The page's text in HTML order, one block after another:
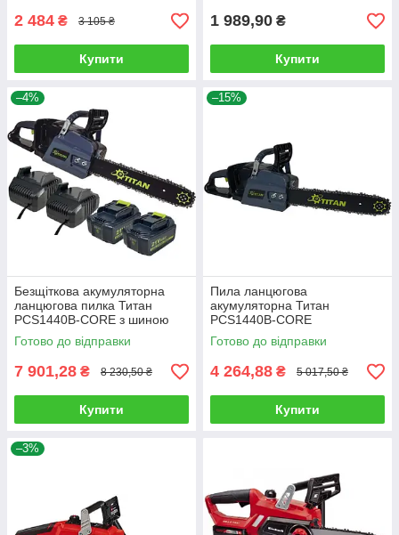
2 484 ₴ 3 105 ₴
Купити
1 989,90 ₴
Купити
–4%
Безщіткова акумуляторна
ланцюгова пилка Титан
PCS1440B-CORE з шиною
350 мм. і 2 АКБ 21 В/4 Ач та
зарядним
Готово до відправки
7 901,28 ₴ 8 230,50 ₴
Купити
–15%
Пила ланцюгова
акумуляторна Титан
PCS1440B-CORE
(безщіткова, без АКБ та
зарядного)
Готово до відправки
4 264,88 ₴ 5 017,50 ₴
Купити
–3%